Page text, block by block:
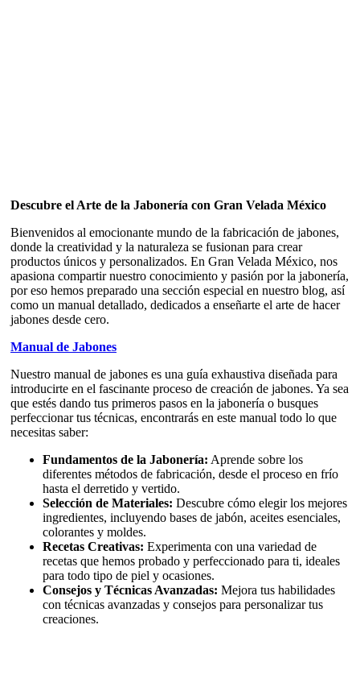
Descubre el Arte de la Jabonería con Gran Velada México
Bienvenidos al emocionante mundo de la fabricación de jabones,
donde la creatividad y la naturaleza se fusionan para crear
productos únicos y personalizados. En Gran Velada México, nos
apasiona compartir nuestro conocimiento y pasión por la jabonería,
por eso hemos preparado una sección especial en nuestro blog, así
como un manual detallado, dedicados a enseñarte el arte de hacer
jabones desde cero.
Manual de Jabones
Nuestro manual de jabones es una guía exhaustiva diseñada para
introducirte en el fascinante proceso de creación de jabones. Ya sea
que estés dando tus primeros pasos en la jabonería o busques
perfeccionar tus técnicas, encontrarás en este manual todo lo que
necesitas saber:
Fundamentos de la Jabonería: Aprende sobre los
diferentes métodos de fabricación, desde el proceso en frío
hasta el derretido y vertido.
Selección de Materiales: Descubre cómo elegir los mejores
ingredientes, incluyendo bases de jabón, aceites esenciales,
colorantes y moldes.
Recetas Creativas: Experimenta con una variedad de
recetas que hemos probado y perfeccionado para ti, ideales
para todo tipo de piel y ocasiones.
Consejos y Técnicas Avanzadas: Mejora tus habilidades
con técnicas avanzadas y consejos para personalizar tus
creaciones.